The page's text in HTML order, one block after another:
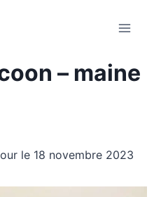
– maine
le 18 novembre 2023